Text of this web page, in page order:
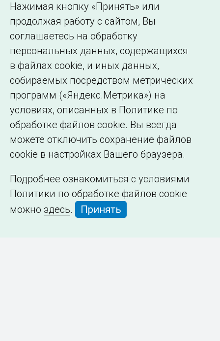
Сведения об
образовательной
организации
Нажимая кнопку «Принять» или
продолжая работу с сайтом, Вы
соглашаетесь на обработку
персональных данных, содержащихся
в файлах cookie, и иных данных,
собираемых посредством метрических
программ («Яндекс.Метрика») на
условиях, описанных в Политике по
обработке файлов cookie. Вы всегда
можете отключить сохранение файлов
cookie в настройках Вашего браузера.
Подробнее ознакомиться с условиями
Политики по обработке файлов cookie
можно здесь. Принять